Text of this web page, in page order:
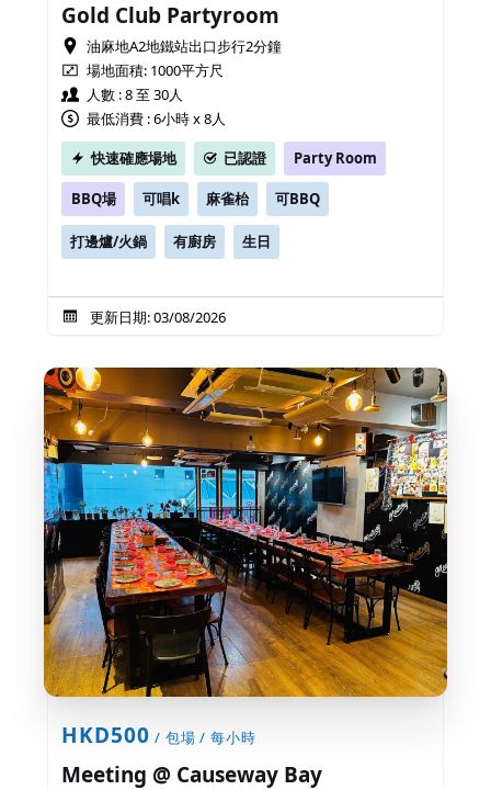
Gold Club Partyroom
油麻地A2地鐵站出口步行2分鐘
場地面積: 1000平方尺
人數 : 8 至 30人
最低消費 : 6小時 x 8人
快速確應場地
已認證 Party Room
BBQ場 可唱k 麻雀枱 可BBQ
打邊爐/火鍋 有廚房 生日
更新日期: 03/08/2026
HKD500 / 包場 / 每小時
Meeting @ Causeway Bay